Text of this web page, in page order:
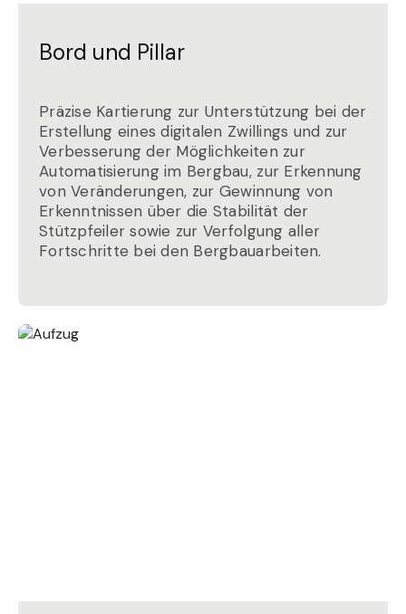
Bord und Pillar
Präzise Kartierung zur Unterstützung bei der
Erstellung eines digitalen Zwillings und zur
Verbesserung der Möglichkeiten zur
Automatisierung im Bergbau, zur Erkennung
von Veränderungen, zur Gewinnung von
Erkenntnissen über die Stabilität der
Stützpfeiler sowie zur Verfolgung aller
Fortschritte bei den Bergbauarbeiten.